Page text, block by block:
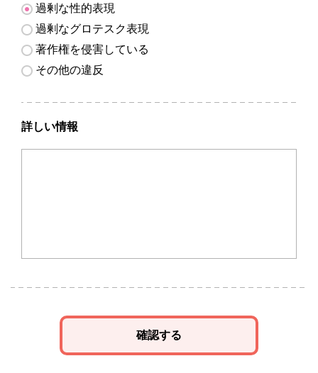
過剰な性的表現
過剰なグロテスク表現
著作権を侵害している
その他の違反
詳しい情報
確認する